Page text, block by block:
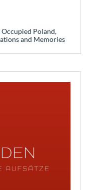
Poland,
and Memories